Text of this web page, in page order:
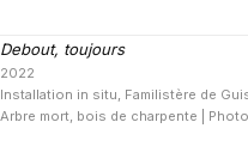
Debout, toujours
2022
Installation in situ, Familistère de
Arbre mort, bois de charpente |